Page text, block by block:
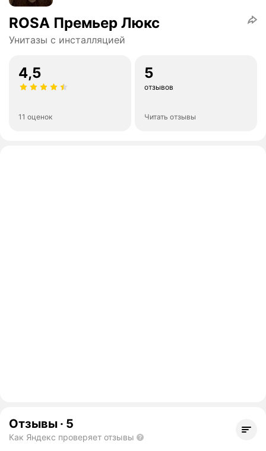
ROSA Премьер Люкс
Унитазы с инсталляцией
4,5
11 оценок
5
отзывов
Читать отзывы
Отзывы · 5
Как Яндекс проверяет отзывы